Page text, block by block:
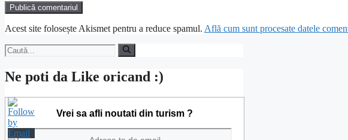
Acest site folosește Akismet pentru a reduce spamul. Află cum sunt procesate datele
Caută
după:
Ne poti da Like oricand :)
Vrei sa afli noutati din turism ?